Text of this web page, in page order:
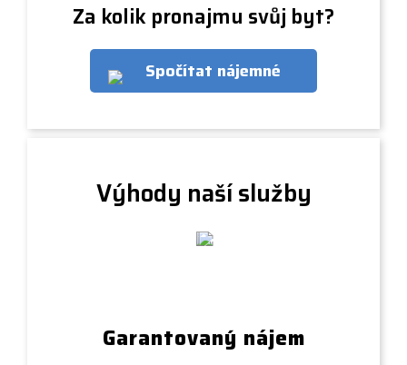
Za kolik pronajmu svůj byt?
Spočítat nájemné
Výhody naší služby
Garantovaný nájem